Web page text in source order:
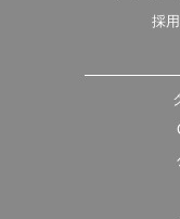
採